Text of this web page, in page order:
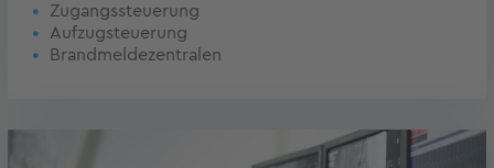
Zugangssteuerung
Aufzugsteuerung
Brandmeldezentralen